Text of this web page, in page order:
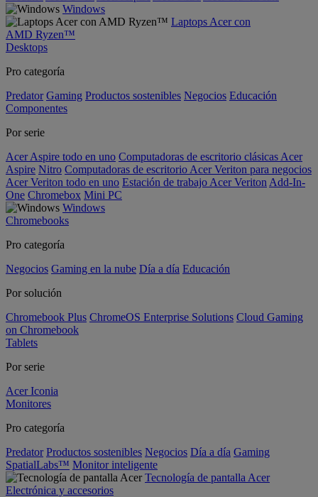
Windows
Laptops Acer con
AMD Ryzen™
Desktops
Pro categoría
Predator Gaming Productos sostenibles Negocios Educación
Componentes
Por serie
Acer Aspire todo en uno Computadoras de escritorio clásicas Acer
Aspire Nitro Computadoras de escritorio Acer Veriton para negocios
Acer Veriton todo en uno Estación de trabajo Acer Veriton Add-In-
One Chromebox Mini PC
Windows
Chromebooks
Pro categoría
Negocios Gaming en la nube Día a día Educación
Por solución
Chromebook Plus ChromeOS Enterprise Solutions Cloud Gaming
on Chromebook
Tablets
Por serie
Acer Iconia
Monitores
Pro categoría
Predator Productos sostenibles Negocios Día a día Gaming
SpatialLabs™ Monitor inteligente
Tecnología de pantalla Acer
Electrónica y accesorios